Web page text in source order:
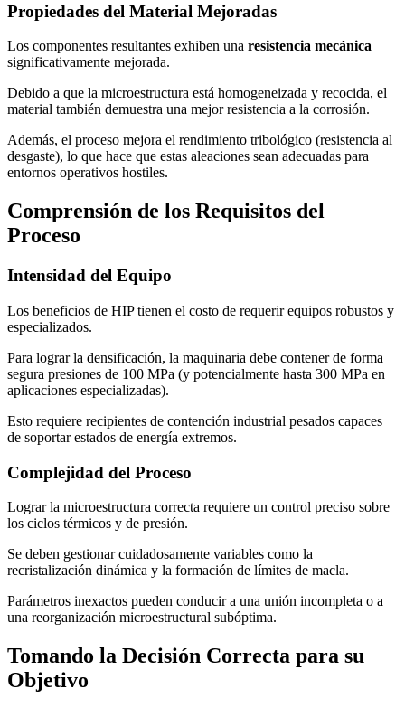
Propiedades del Material Mejoradas
Los componentes resultantes exhiben una resistencia mecánica
significativamente mejorada.
Debido a que la microestructura está homogeneizada y recocida, el
material también demuestra una mejor resistencia a la corrosión.
Además, el proceso mejora el rendimiento tribológico (resistencia al
desgaste), lo que hace que estas aleaciones sean adecuadas para
entornos operativos hostiles.
Comprensión de los Requisitos del
Proceso
Intensidad del Equipo
Los beneficios de HIP tienen el costo de requerir equipos robustos y
especializados.
Para lograr la densificación, la maquinaria debe contener de forma
segura presiones de 100 MPa (y potencialmente hasta 300 MPa en
aplicaciones especializadas).
Esto requiere recipientes de contención industrial pesados capaces
de soportar estados de energía extremos.
Complejidad del Proceso
Lograr la microestructura correcta requiere un control preciso sobre
los ciclos térmicos y de presión.
Se deben gestionar cuidadosamente variables como la
recristalización dinámica y la formación de límites de macla.
Parámetros inexactos pueden conducir a una unión incompleta o a
una reorganización microestructural subóptima.
Tomando la Decisión Correcta para su
Objetivo